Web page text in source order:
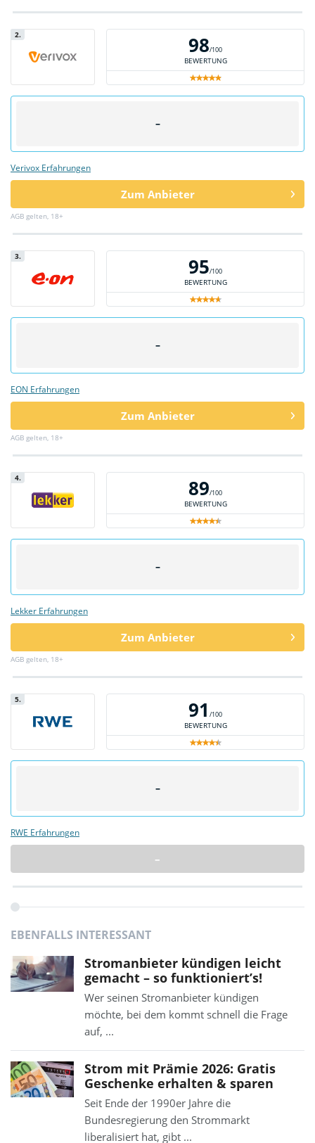
2. 98/100
BEWERTUNG
–
Verivox Erfahrungen
Zum Anbieter
AGB gelten, 18+
3. 95/100
BEWERTUNG
–
EON Erfahrungen
Zum Anbieter
AGB gelten, 18+
4. 89/100
BEWERTUNG
–
Lekker Erfahrungen
Zum Anbieter
AGB gelten, 18+
5. 91 /100
BEWERTUNG
–
RWE Erfahrungen
–
EBENFALLS INTERESSANT
Stromanbieter kündigen leicht
gemacht – so funktioniert’s!
Wer seinen Stromanbieter kündigen
möchte, bei dem kommt schnell die Frage
auf, ...
Strom mit Prämie 2026: Gratis
Geschenke erhalten & sparen
Seit Ende der 1990er Jahre die
Bundesregierung den Strommarkt
liberalisiert hat, gibt ...